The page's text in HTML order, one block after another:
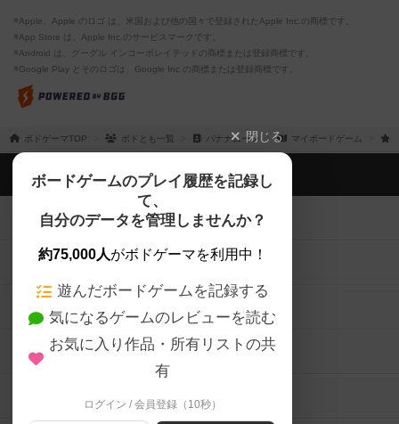
※Apple、Apple のロゴ は、米国および他の国々で登録されたApple Inc.の商標です。
※App Store は、Apple Inc.のサービスマークです。
※Android は、グーグル インコーポレイテッドの商標または登録商標です。
※Google Play とそのロゴは、Google Inc.の商標または登録商標です。
ボドゲーマTOP ボドとも一覧 バナナムーン マイボードゲーム
閉じる
ボードゲームのプレイ履歴を記録し
て、
自分のデータを管理しませんか？
約75,000人がボドゲーマを利用中！
遊んだボードゲームを記録する
気になるゲームのレビューを読む
お気に入り作品・所有リストの共
有
ログイン / 会員登録（10秒）
ボドゲーマTOP
ボードゲームを検索する
ボードゲームの新着レビュー
ボードゲーム会情報
メカニクス特集
掲示板・トピックス